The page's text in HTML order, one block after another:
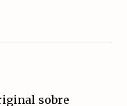
Valenciana.